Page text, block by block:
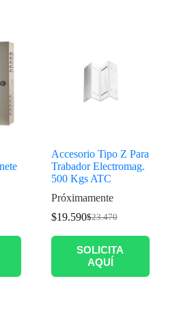
Accesorio Tipo Z Para
Trabador Electromag.
500 Kgs ATC
Próximamente
$23.470
$19.590
SOLICITA
AQUÍ